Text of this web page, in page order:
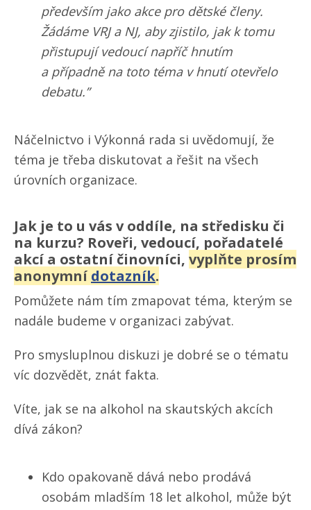
především jako akce pro dětské členy.
Žádáme VRJ a NJ, aby zjistilo, jak k tomu
přistupují vedoucí napříč hnutím
a případně na toto téma v hnutí otevřelo
debatu.”
Náčelnictvo i Výkonná rada si uvědomují, že
téma je třeba diskutovat a řešit na všech
úrovních organizace.
Jak je to u vás v oddíle, na středisku či
na kurzu? Roveři, vedoucí, pořadatelé
akcí a ostatní činovníci, vyplňte prosím
anonymní dotazník.
Pomůžete nám tím zmapovat téma, kterým se
nadále budeme v organizaci zabývat.
Pro smysluplnou diskuzi je dobré se o tématu
víc dozvědět, znát fakta.
Víte, jak se na alkohol na skautských akcích
dívá zákon?
Kdo opakovaně dává nebo prodává
osobám mladším 18 let alkohol, může být